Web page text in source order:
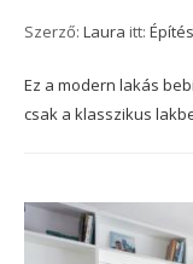
Szerző: Laura itt:
Ez a modern lakás
csak a klasszikus